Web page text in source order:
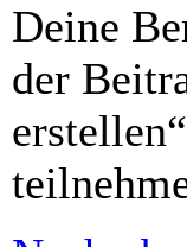
Deine
der